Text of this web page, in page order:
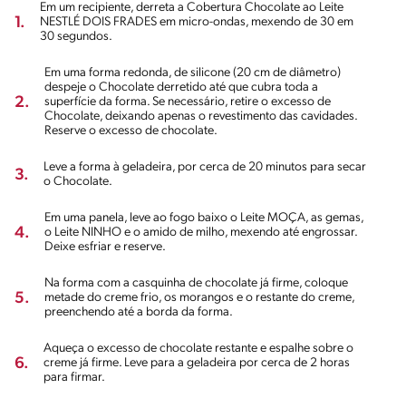
1.
Em um recipiente, derreta a Cobertura Chocolate ao Leite
NESTLÉ DOIS FRADES em micro-ondas, mexendo de 30 em
30 segundos.
2.
Em uma forma redonda, de silicone (20 cm de diâmetro)
despeje o Chocolate derretido até que cubra toda a
superfície da forma. Se necessário, retire o excesso de
Chocolate, deixando apenas o revestimento das cavidades.
Reserve o excesso de chocolate.
3.
Leve a forma à geladeira, por cerca de 20 minutos para secar
o Chocolate.
4.
Em uma panela, leve ao fogo baixo o Leite MOÇA, as gemas,
o Leite NINHO e o amido de milho, mexendo até engrossar.
Deixe esfriar e reserve.
5.
Na forma com a casquinha de chocolate já firme, coloque
metade do creme frio, os morangos e o restante do creme,
preenchendo até a borda da forma.
6.
Aqueça o excesso de chocolate restante e espalhe sobre o
creme já firme. Leve para a geladeira por cerca de 2 horas
para firmar.